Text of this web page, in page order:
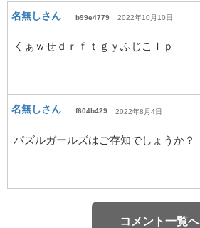
名無しさん b99e4779 2022年10月10日
くぁｗせｄｒｆｔｇｙふじこｌｐ
名無しさん f604b429 2022年8月4日
パズルガールズはご存知でしょうか？
コメント一覧へ